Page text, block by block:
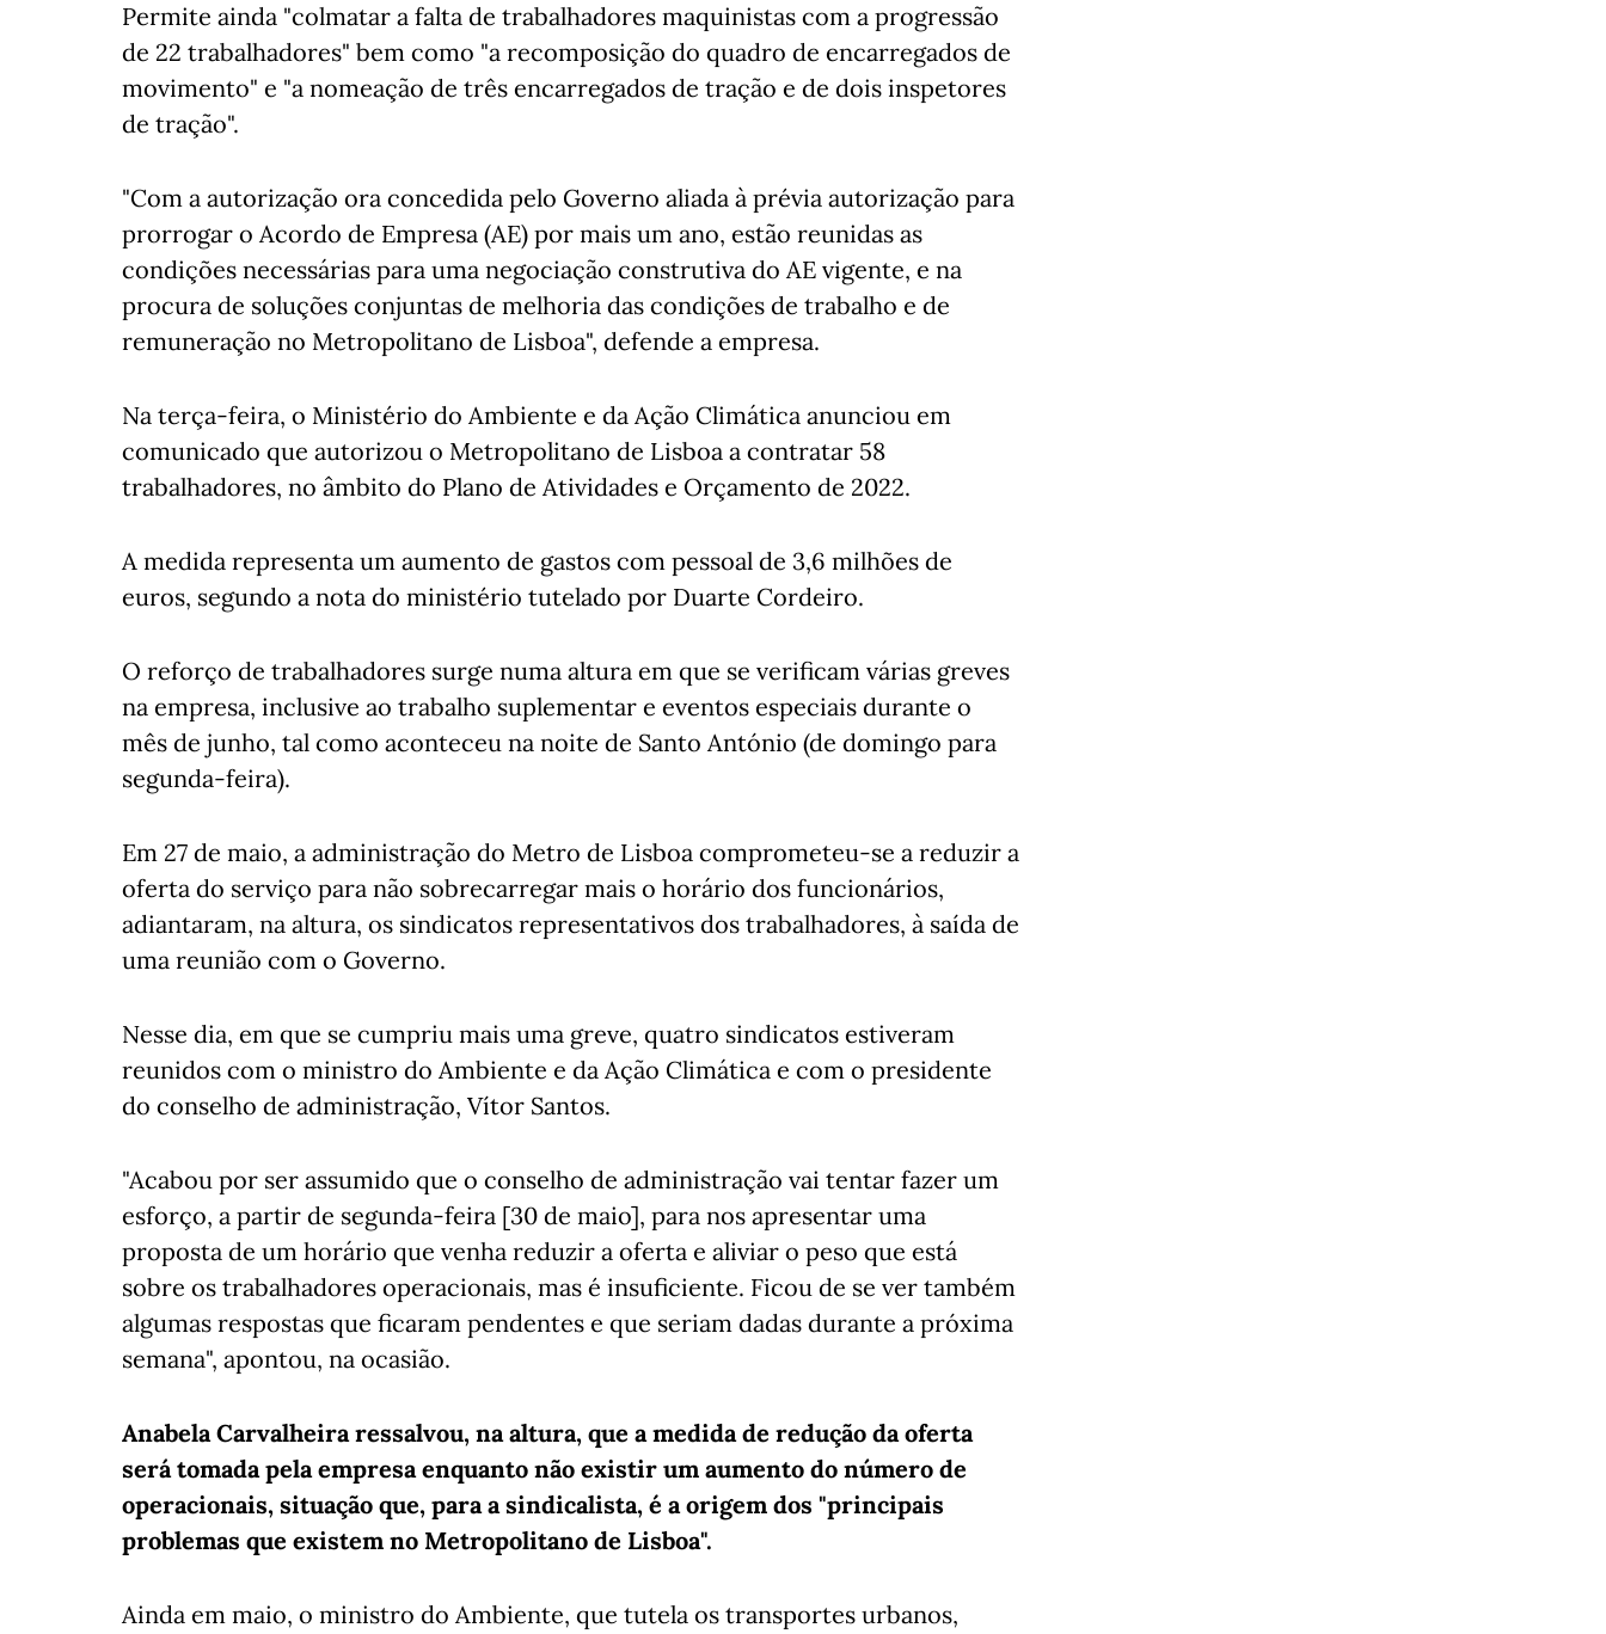
Permite ainda "colmatar a falta de trabalhadores maquinistas com a progressão
de 22 trabalhadores" bem como "a recomposição do quadro de encarregados de
movimento" e "a nomeação de três encarregados de tração e de dois inspetores
de tração".
"Com a autorização ora concedida pelo Governo aliada à prévia autorização para
prorrogar o Acordo de Empresa (AE) por mais um ano, estão reunidas as
condições necessárias para uma negociação construtiva do AE vigente, e na
procura de soluções conjuntas de melhoria das condições de trabalho e de
remuneração no Metropolitano de Lisboa", defende a empresa.
Na terça-feira, o Ministério do Ambiente e da Ação Climática anunciou em
comunicado que autorizou o Metropolitano de Lisboa a contratar 58
trabalhadores, no âmbito do Plano de Atividades e Orçamento de 2022.
A medida representa um aumento de gastos com pessoal de 3,6 milhões de
euros, segundo a nota do ministério tutelado por Duarte Cordeiro.
O reforço de trabalhadores surge numa altura em que se verificam várias greves
na empresa, inclusive ao trabalho suplementar e eventos especiais durante o
mês de junho, tal como aconteceu na noite de Santo António (de domingo para
segunda-feira).
Em 27 de maio, a administração do Metro de Lisboa comprometeu-se a reduzir a
oferta do serviço para não sobrecarregar mais o horário dos funcionários,
adiantaram, na altura, os sindicatos representativos dos trabalhadores, à saída de
uma reunião com o Governo.
Nesse dia, em que se cumpriu mais uma greve, quatro sindicatos estiveram
reunidos com o ministro do Ambiente e da Ação Climática e com o presidente
do conselho de administração, Vítor Santos.
"Acabou por ser assumido que o conselho de administração vai tentar fazer um
esforço, a partir de segunda-feira [30 de maio], para nos apresentar uma
proposta de um horário que venha reduzir a oferta e aliviar o peso que está
sobre os trabalhadores operacionais, mas é insuficiente. Ficou de se ver também
algumas respostas que ficaram pendentes e que seriam dadas durante a próxima
semana", apontou, na ocasião.
Anabela Carvalheira ressalvou, na altura, que a medida de redução da oferta
será tomada pela empresa enquanto não existir um aumento do número de
operacionais, situação que, para a sindicalista, é a origem dos "principais
problemas que existem no Metropolitano de Lisboa".
Ainda em maio, o ministro do Ambiente, que tutela os transportes urbanos,